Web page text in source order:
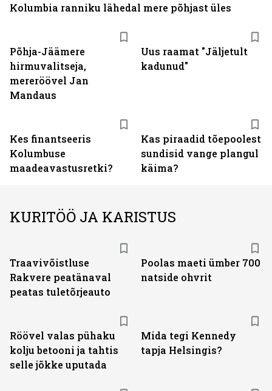
Põhja-Jäämere
hirmuvalitseja,
mereröövel Jan
Mandaus
Uus raamat "Jäljetult
kadunud"
Kes finantseeris
Kolumbuse
maadeavastusretki?
Kas piraadid tõepoolest
sundisid vange plangul
käima?
Kolumbia ranniku lähedal mere põhjast üles
KURITÖÖ JA KARISTUS
Traavivõistluse
Rakvere peatänaval
peatas tuletõrjeauto
Poolas maeti ümber 700
natside ohvrit
Röövel valas pühaku
kolju betooni ja tahtis
selle jõkke uputada
Mida tegi Kennedy
tapja Helsingis?